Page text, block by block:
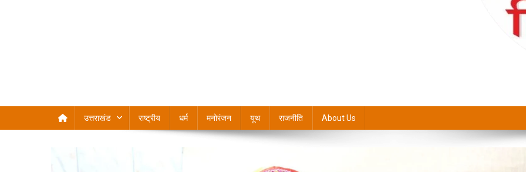
उत्तराखंड राष्ट्रीय धर्म मनोरंजन यूथ राजनीति About Us